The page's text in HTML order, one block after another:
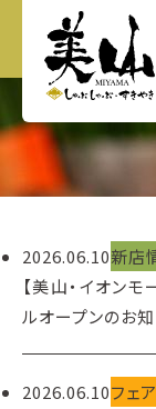
2026.06.10新店
【美山・イオン
ルオープンのお
2026.06.10フェ